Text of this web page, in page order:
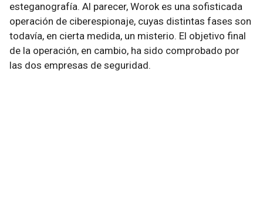
esteganografía. Al parecer, Worok es una sofisticada
operación de ciberespionaje, cuyas distintas fases son
todavía, en cierta medida, un misterio. El objetivo final
de la operación, en cambio, ha sido comprobado por
las dos empresas de seguridad.